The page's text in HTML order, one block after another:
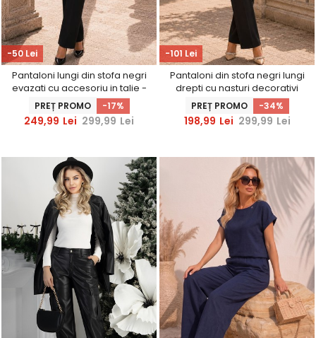
-50 Lei
Pantaloni lungi din stofa negri
evazati cu accesoriu in talie -
StarShinerS
PREȚ PROMO -17%
249,99 Lei 299,99 Lei
-101 Lei
Pantaloni din stofa negri lungi
drepti cu nasturi decorativi
aurii- StarShinerS
PREȚ PROMO -34%
198,99 Lei 299,99 Lei